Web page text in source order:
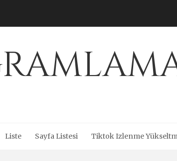
Liste Sayfa Listesi Tiktok Izlenme